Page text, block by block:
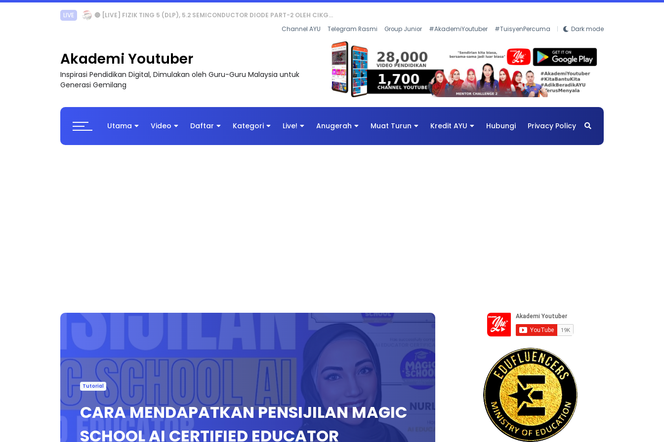
LIVE 🔴 [LIVE] PRINSIP PERAKAUNAN, PECUT SKOR SOALAN 1 TRIAL OLEH CIKGU WAN...
Channel AYU Telegram Rasmi Group Junior #AkademiYoutuber #TuisyenPercuma Dark mode
Akademi Youtuber
Inspirasi Pendidikan Digital, Dimulakan oleh Guru-Guru Malaysia untuk
Generasi Gemilang
Utama Video Daftar Kategori Live! Anugerah Muat Turun Kredit AYU Hubungi Privacy Policy
Tutorial
CARA MENDAPATKAN PENSIJILAN MAGIC
SCHOOL AI CERTIFIED EDUCATOR